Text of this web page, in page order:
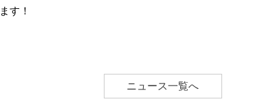
す！
）】新規オープン致しました。
ニュース一覧へ